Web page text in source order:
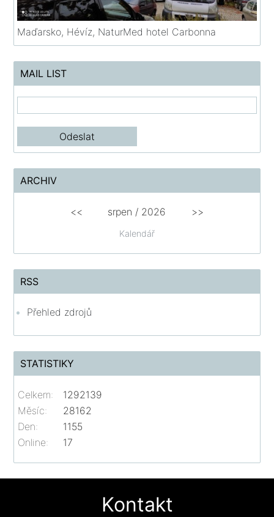
Maďarsko, Hévíz, NaturMed hotel Carbonna
MAIL LIST
ARCHIV
Kalendář
<< srpen / 2026 >>
RSS
Přehled zdrojů
STATISTIKY
Online: 17
Celkem:
1292139
Měsíc:
28162
Den:
1155
Kontakt